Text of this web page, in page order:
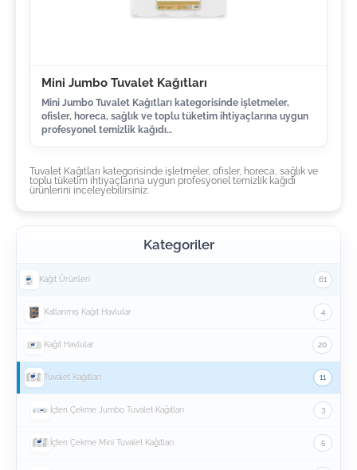
Mini Jumbo Tuvalet Kağıtları
Mini Jumbo Tuvalet Kağıtları kategorisinde işletmeler,
ofisler, horeca, sağlık ve toplu tüketim ihtiyaçlarına uygun
profesyonel temizlik kağıdı…
Tuvalet Kağıtları kategorisinde işletmeler, ofisler, horeca, sağlık ve
toplu tüketim ihtiyaçlarına uygun profesyonel temizlik kağıdı
ürünlerini inceleyebilirsiniz.
Kategoriler
Kağıt Ürünleri 61
Katlanmış Kağıt Havlular 4
Kağıt Havlular 20
Tuvalet Kağıtları 11
İçten Çekme Jumbo Tuvalet Kağıtları 3
İçten Çekme Mini Tuvalet Kağıtları 5